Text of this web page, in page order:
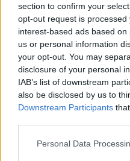
section to confirm your
opt-out request is
interest-based ads based
us or personal information
your opt-out. You may
disclosure of your personal
IAB’s list of downstream
also be disclosed by us to
Downstream Participants
Personal Data